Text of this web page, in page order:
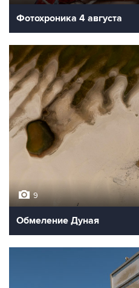
Фотохроника 4 августа
9
Обмеление Дуная